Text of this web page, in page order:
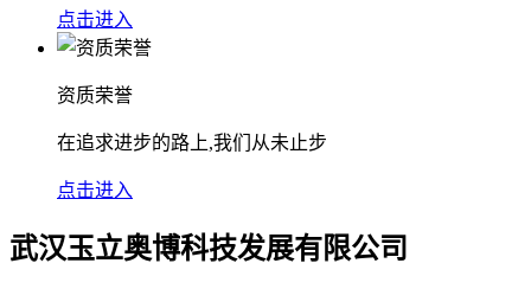
点击进入
资质荣誉
在追求进步的路上,我们从未止步
点击进入
武汉玉立奥博科技发展有限公司